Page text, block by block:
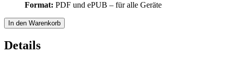
Format: PDF und ePUB – für alle Geräte
In den Warenkorb
Details